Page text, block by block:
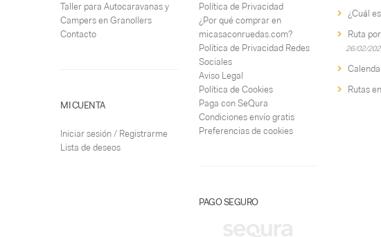
Taller para Autocaravanas y
Campers en Granollers
Contacto
MI CUENTA
Iniciar sesión / Registrarme
Lista de deseos
Política de Privacidad
¿Por qué comprar en
micasaconruedas.com?
Política de Privacidad Redes
Sociales
Aviso Legal
Política de Cookies
Paga con SeQura
Condiciones envío gratis
Preferencias de cookies
PAGO SEGURO
¿Cuál
Ruta
26/02/
Rutas